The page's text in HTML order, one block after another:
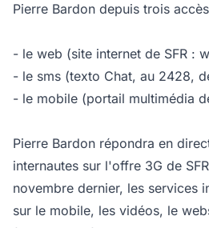
Pierre Bardon depuis trois
- le web (site internet de SFR :
- le sms (texto Chat, au 2428,
- le mobile (portail multimédia
Pierre Bardon répondra en
internautes sur l'offre 3G de
novembre dernier, les services
sur le mobile, les vidéos, le